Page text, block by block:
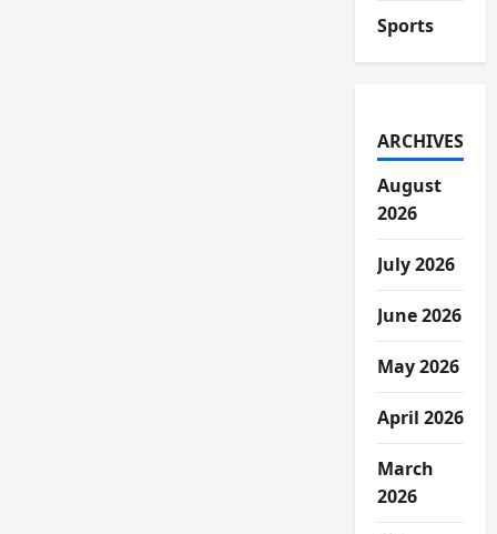
Sports
ARCHIVES
August
2026
July 2026
June 2026
May 2026
April 2026
March
2026